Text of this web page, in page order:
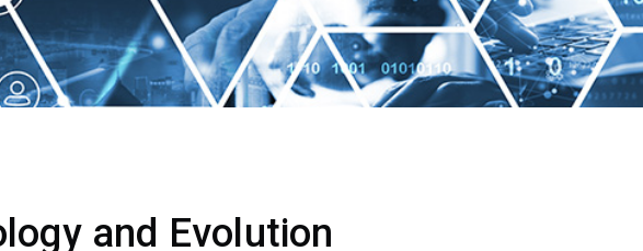
and Evolution